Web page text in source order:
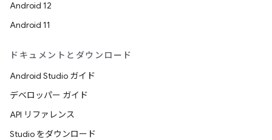
Android 12
Android 11
ドキュメントとダウンロード
Android Studio ガイド
デベロッパー ガイド
API リファレンス
Studio をダウンロード